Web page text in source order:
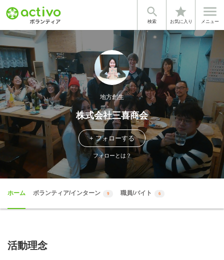

検索
star
お気に入り

メニュー
地方創生
株式会社三喜商会
+ フォローする
フォローとは？
ホーム ボランティア/インターン 9 職員/バイト 6
活動理念